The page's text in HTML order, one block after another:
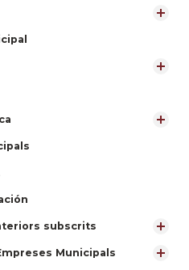
subscrits
Municipals